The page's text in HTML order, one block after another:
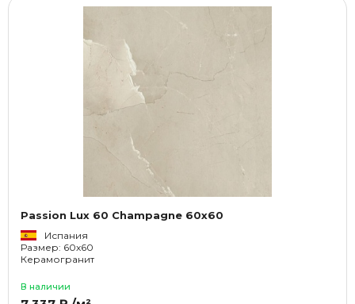
Passion Lux 60 Champagne 60x60
Испания
Размер: 60x60
Керамогранит
В наличии